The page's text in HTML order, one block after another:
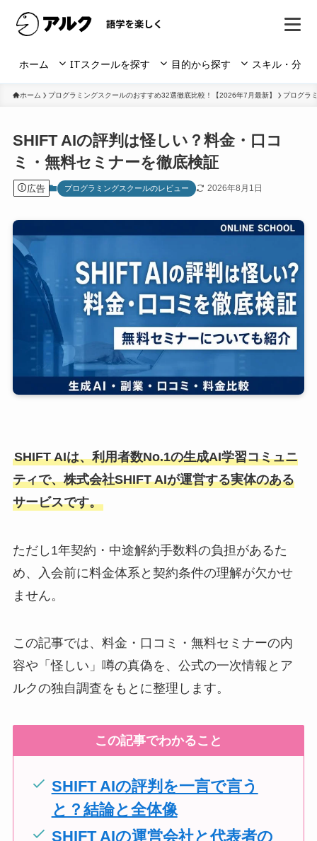
ホーム ITスクールを探す 目的から探す スキル・分野
ホーム プログラミングスクールのおすすめ32選徹底比較！【2026年7月最新】 プログラ
SHIFT AIの評判は怪しい？料金・口コ
ミ・無料セミナーを徹底検証
広告 プログラミングスクールのレビュー 2026年8月1日
SHIFT AIは、利用者数No.1の生成AI学習コミュニ
ティで、株式会社SHIFT AIが運営する実体のある
サービスです。
ただし1年契約・中途解約手数料の負担があるた
め、入会前に料金体系と契約条件の理解が欠かせ
ません。
この記事では、料金・口コミ・無料セミナーの内
容や「怪しい」噂の真偽を、公式の一次情報とア
ルクの独自調査をもとに整理します。
この記事でわかること
SHIFT AIの評判を一言で言う
と？結論と全体像
SHIFT AIの運営会社と代表者の